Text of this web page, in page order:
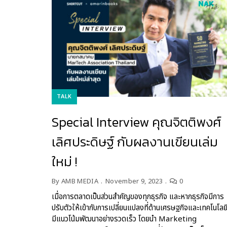
TALK
Special Interview คุณจิตติพงศ์
เลิศประดิษฐ์ กับผลงานเขียนเล่ม
ใหม่ !
By AMB MEDIA November 9, 2023 0
เมื่อการตลาดเป็นส่วนสำคัญของทุกธุรกิจ และหากธุรกิจมีการ
ปรับตัวให้เข้ากับการเปลี่ยนแปลงที่ด้านเศรษฐกิจและเทคโนโล
มีแนวโน้มพัฒนาอย่างรวดเร็ว โดยนำ Marketing